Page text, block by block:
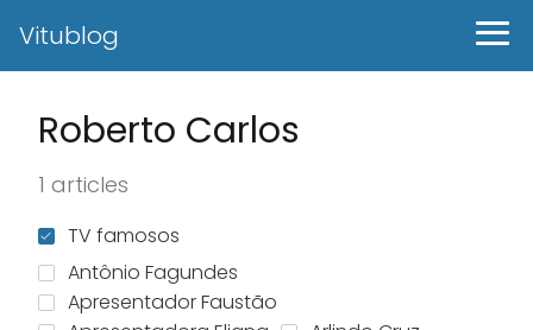
Vitublog
Roberto Carlos
1 articles
TV famosos
Antônio Fagundes
Apresentador Faustão